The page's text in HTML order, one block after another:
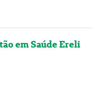
em Saúde Ereli